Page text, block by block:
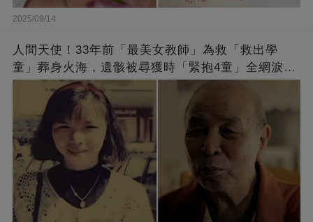
2025/09/14
人間天使！33年前「最美女教師」為救「救出學
童」葬身火海，遺骸被尋獲時「緊抱4童」全網淚
崩：真正的英雄不該被遺忘